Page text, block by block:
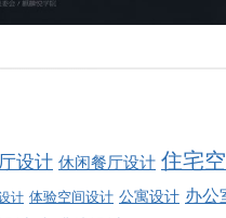
设计 休闲餐厅设计 住宅
计 体验空间设计 公寓设计 办公